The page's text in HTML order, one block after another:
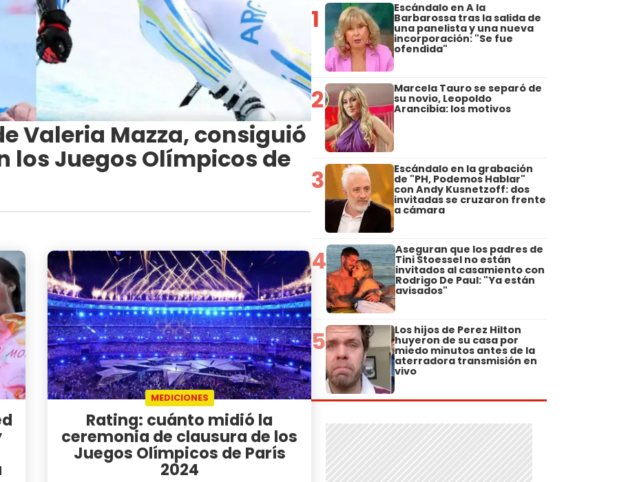
Valeria Mazza, consiguió
los Juegos Olímpicos de
MEDICIONES
Rating: cuánto midió la
ceremonia de clausura de los
Juegos Olímpicos de París
2024
1 Escándalo en A la
Barbarossa tras la salida de
una panelista y una nueva
incorporación: "Se fue
ofendida"
2 Marcela Tauro se separó de
su novio, Leopoldo
Arancibia: los motivos
3 Escándalo en la grabación
de "PH, Podemos Hablar"
con Andy Kusnetzoff: dos
invitadas se cruzaron frente
a cámara
4 Aseguran que los padres de
Tini Stoessel no están
invitados al casamiento con
Rodrigo De Paul: "Ya están
avisados"
5 Los hijos de Perez Hilton
huyeron de su casa por
miedo minutos antes de la
aterradora transmisión en
vivo